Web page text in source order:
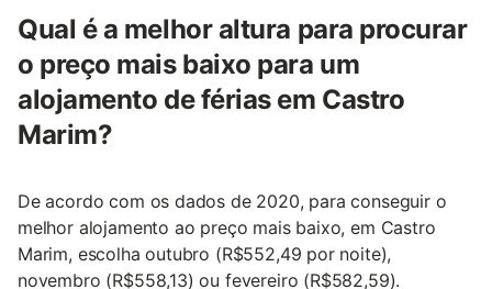
Qual é a melhor altura para procurar
o preço mais baixo para um
alojamento de férias em Castro
Marim?
De acordo com os dados de 2020, para conseguir o
melhor alojamento ao preço mais baixo, em Castro
Marim, escolha outubro (R$552,49 por noite),
novembro (R$558,13) ou fevereiro (R$582,59).